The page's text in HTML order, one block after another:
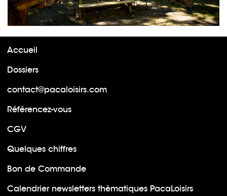
Accueil
Dossiers
contact@pacaloisirs.com
Référencez-vous
CGV
Quelques chiffres
Bon de Commande
Calendrier newsletters thèmatiques PacaLoisirs